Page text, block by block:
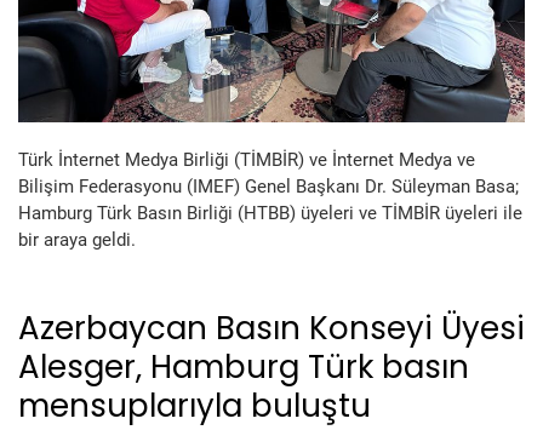
Türk İnternet Medya Birliği (TİMBİR) ve İnternet Medya ve
Bilişim Federasyonu (IMEF) Genel Başkanı Dr. Süleyman Basa;
Hamburg Türk Basın Birliği (HTBB) üyeleri ve TİMBİR üyeleri ile
bir araya geldi.
Azerbaycan Basın Konseyi Üyesi
Alesger, Hamburg Türk basın
mensuplarıyla buluştu